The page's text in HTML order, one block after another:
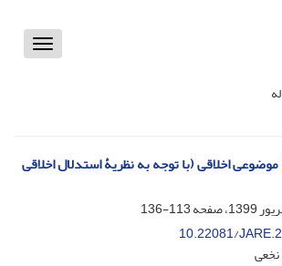
Toggle
اخلاقی (با توجه به نظریۀ استدلال اخلاقی
113-136
10.22081/
نخعی